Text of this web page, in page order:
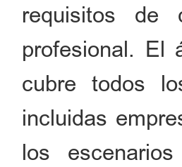
requisitos de
profesional. El
cubre todos
incluidas
los